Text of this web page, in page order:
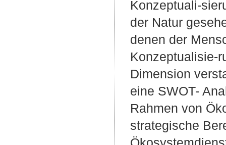
Konzeptuali-
der Natur
denen der
Konzeptualisie-
Dimension
eine SWOT-
Rahmen von
strategische